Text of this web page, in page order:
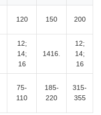
120 150 200
12;
14;
16
1416.
12;
14;
16
75-
110
185-
220
315-
355